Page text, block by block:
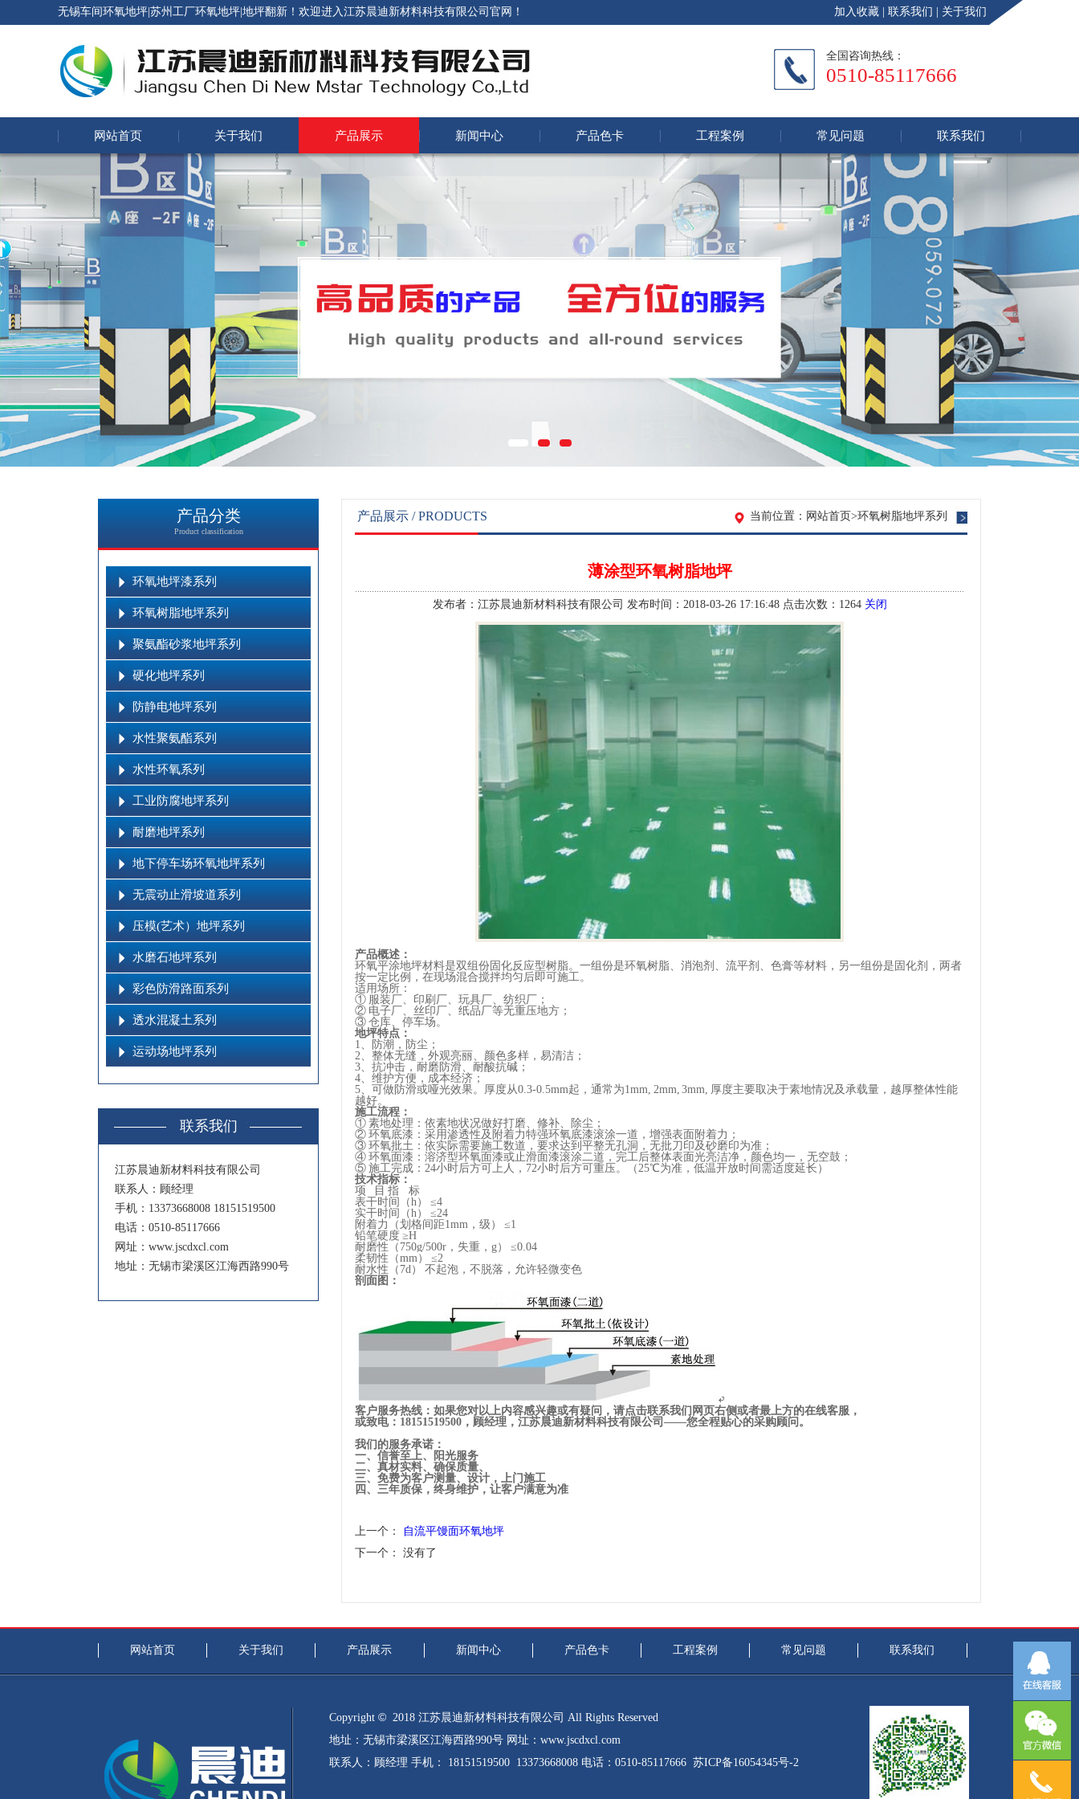
无锡车间环氧地坪|苏州工厂环氧地坪|地坪翻新！欢迎进入江苏晨迪新材料科技有限公司官网！ 加入收藏 联系我们 关于我们
全国咨询热线：
0510-85117666
网站首页 关于我们 产品展示 新闻中心 产品色卡 工程案例 常见问题 联系我们
产品分类
Product classification
环氧地坪漆系列
环氧树脂地坪系列
聚氨酯砂浆地坪系列
硬化地坪系列
防静电地坪系列
水性聚氨酯系列
水性环氧系列
工业防腐地坪系列
耐磨地坪系列
地下停车场环氧地坪系列
无震动止滑坡道系列
压模(艺术）地坪系列
水磨石地坪系列
彩色防滑路面系列
透水混凝土系列
运动场地坪系列
联系我们
江苏晨迪新材料科技有限公司
联系人：顾经理
手机：13373668008 18151519500
电话：0510-85117666
网址：www.jscdxcl.com
地址：无锡市梁溪区江海西路990号
产品展示 / PRODUCTS 当前位置： 网站首页>环氧树脂地坪系列
薄涂型环氧树脂地坪
发布者：江苏晨迪新材料科技有限公司 发布时间：2018-03-26 17:16:48 点击次数：1264 关闭
产品概述：
环氧平涂地坪材料是双组份固化反应型树脂。一组份是环氧树脂、消泡剂、流平剂、色膏等材料，另一组份是固化剂，两者
按一定比例，在现场混合搅拌均匀后即可施工。
适用场所：
① 服装厂、印刷厂、玩具厂、纺织厂；
② 电子厂、丝印厂、纸品厂等无重压地方；
③ 仓库、停车场。
地坪特点：
1、防潮，防尘；
2、整体无缝，外观亮丽、颜色多样，易清洁；
3、抗冲击，耐磨防滑、耐酸抗碱；
4、维护方便，成本经济；
5、可做防滑或哑光效果。厚度从0.3-0.5mm起，通常为1mm, 2mm, 3mm, 厚度主要取决于素地情况及承载量，越厚整体性能
越好。
施工流程：
① 素地处理：依素地状况做好打磨、修补、除尘；
② 环氧底漆：采用渗透性及附着力特强环氧底漆滚涂一道，增强表面附着力；
③ 环氧批土：依实际需要施工数道，要求达到平整无孔洞，无批刀印及砂磨印为准；
④ 环氧面漆：溶济型环氧面漆或止滑面漆滚涂二道，完工后整体表面光亮洁净，颜色均一，无空鼓；
⑤ 施工完成：24小时后方可上人，72小时后方可重压。（25℃为准，低温开放时间需适度延长）
技术指标：
项 目 指 标
表干时间（h） ≤4
实干时间（h） ≤24
附着力（划格间距1mm，级） ≤1
铅笔硬度 ≥H
耐磨性（750g/500r，失重，g） ≤0.04
柔韧性（mm） ≤2
耐水性（7d） 不起泡，不脱落，允许轻微变色
剖面图：
客户服务热线：如果您对以上内容感兴趣或有疑问，请点击联系我们网页右侧或者最上方的在线客服，
或致电：18151519500，顾经理，江苏晨迪新材料科技有限公司——您全程贴心的采购顾问。
我们的服务承诺：
一、信誉至上、阳光服务
二、真材实料、确保质量、
三、免费为客户测量、设计，上门施工
四、三年质保，终身维护，让客户满意为准
上一个：
自流平馒面环氧地坪
下一个： 没有了
网站首页 关于我们 产品展示 新闻中心 产品色卡 工程案例 常见问题 联系我们
Copyright © 2018 江苏晨迪新材料科技有限公司 All Rights Reserved
地址：无锡市梁溪区江海西路990号 网址：www.jscdxcl.com
联系人：顾经理 手机： 18151519500 13373668008 电话：0510-85117666 苏ICP备16054345号-2